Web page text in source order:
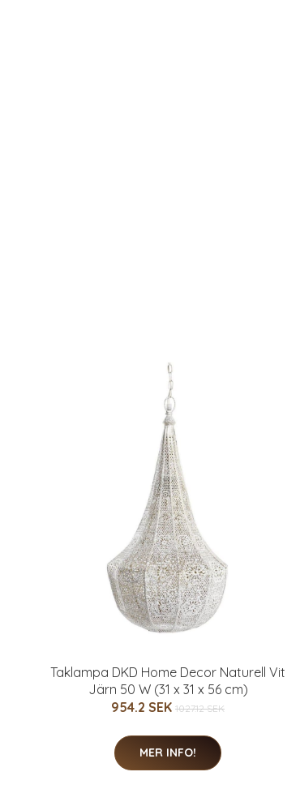
Taklampa DKD Home Decor Naturell Vit
Järn 50 W (31 x 31 x 56 cm)
954.2 SEK 1027.12 SEK
MER INFO!